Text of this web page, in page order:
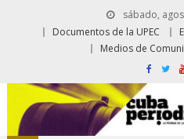
sábado,
Documentos de la UPEC
Medios de